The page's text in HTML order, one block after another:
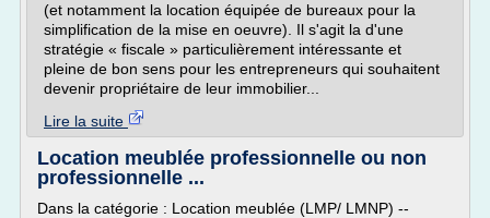
(et notamment la location équipée de bureaux pour la
simplification de la mise en oeuvre). Il s'agit la d'une
stratégie « fiscale » particulièrement intéressante et
pleine de bon sens pour les entrepreneurs qui souhaitent
devenir propriétaire de leur immobilier...
Lire la suite
Location meublée professionnelle ou non
professionnelle ...
Dans la catégorie : Location meublée (LMP/ LMNP) --